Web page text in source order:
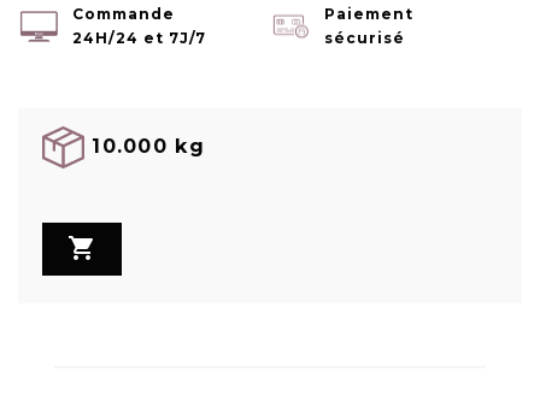
Commande
24H/24 et 7J/7
Paiement
sécurisé
10.000 kg
